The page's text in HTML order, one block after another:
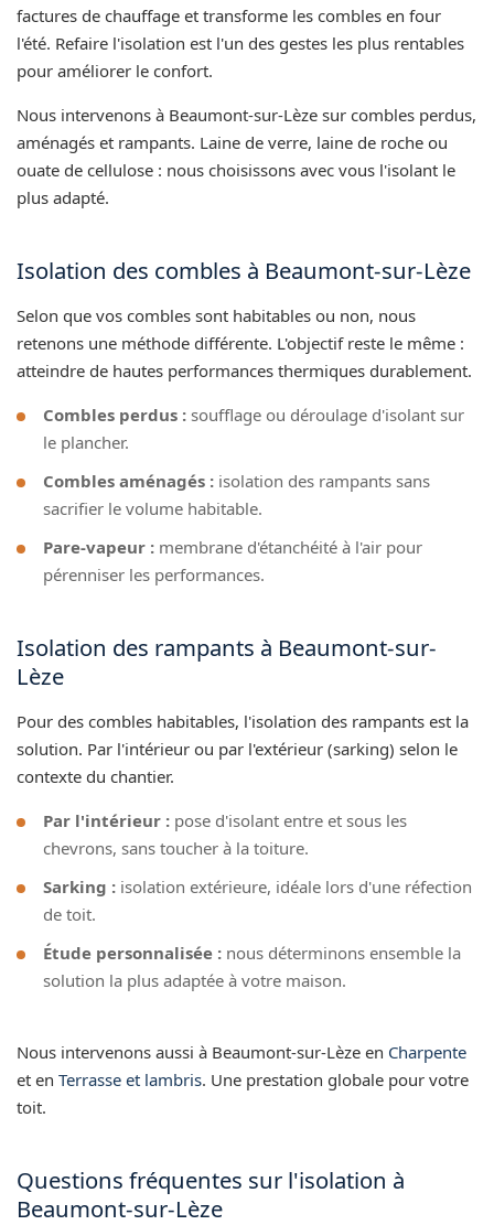
factures de chauffage et transforme les combles en four
l'été. Refaire l'isolation est l'un des gestes les plus rentables
pour améliorer le confort.
Nous intervenons à Beaumont-sur-Lèze sur combles perdus,
aménagés et rampants. Laine de verre, laine de roche ou
ouate de cellulose : nous choisissons avec vous l'isolant le
plus adapté.
Isolation des combles à Beaumont-sur-Lèze
Selon que vos combles sont habitables ou non, nous
retenons une méthode différente. L'objectif reste le même :
atteindre de hautes performances thermiques durablement.
Combles perdus : soufflage ou déroulage d'isolant sur
le plancher.
Combles aménagés : isolation des rampants sans
sacrifier le volume habitable.
Pare-vapeur : membrane d'étanchéité à l'air pour
pérenniser les performances.
Isolation des rampants à Beaumont-sur-
Lèze
Pour des combles habitables, l'isolation des rampants est la
solution. Par l'intérieur ou par l'extérieur (sarking) selon le
contexte du chantier.
Par l'intérieur : pose d'isolant entre et sous les
chevrons, sans toucher à la toiture.
Sarking : isolation extérieure, idéale lors d'une réfection
de toit.
Étude personnalisée : nous déterminons ensemble la
solution la plus adaptée à votre maison.
Nous intervenons aussi à Beaumont-sur-Lèze en Charpente
et en Terrasse et lambris. Une prestation globale pour votre
toit.
Questions fréquentes sur l'isolation à
Beaumont-sur-Lèze